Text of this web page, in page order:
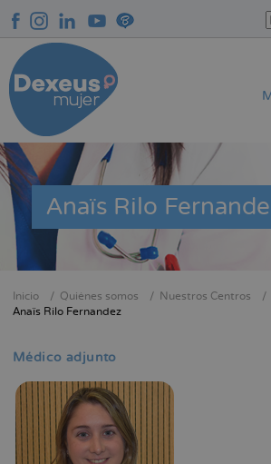
contenido
principal
Anaïs Rilo
Sobrescribir
de
ayuda
a
la
navegación
Inicio Quiénes somos Nuestros Centros
Anaïs Rilo Fernandez
Médico adjunto